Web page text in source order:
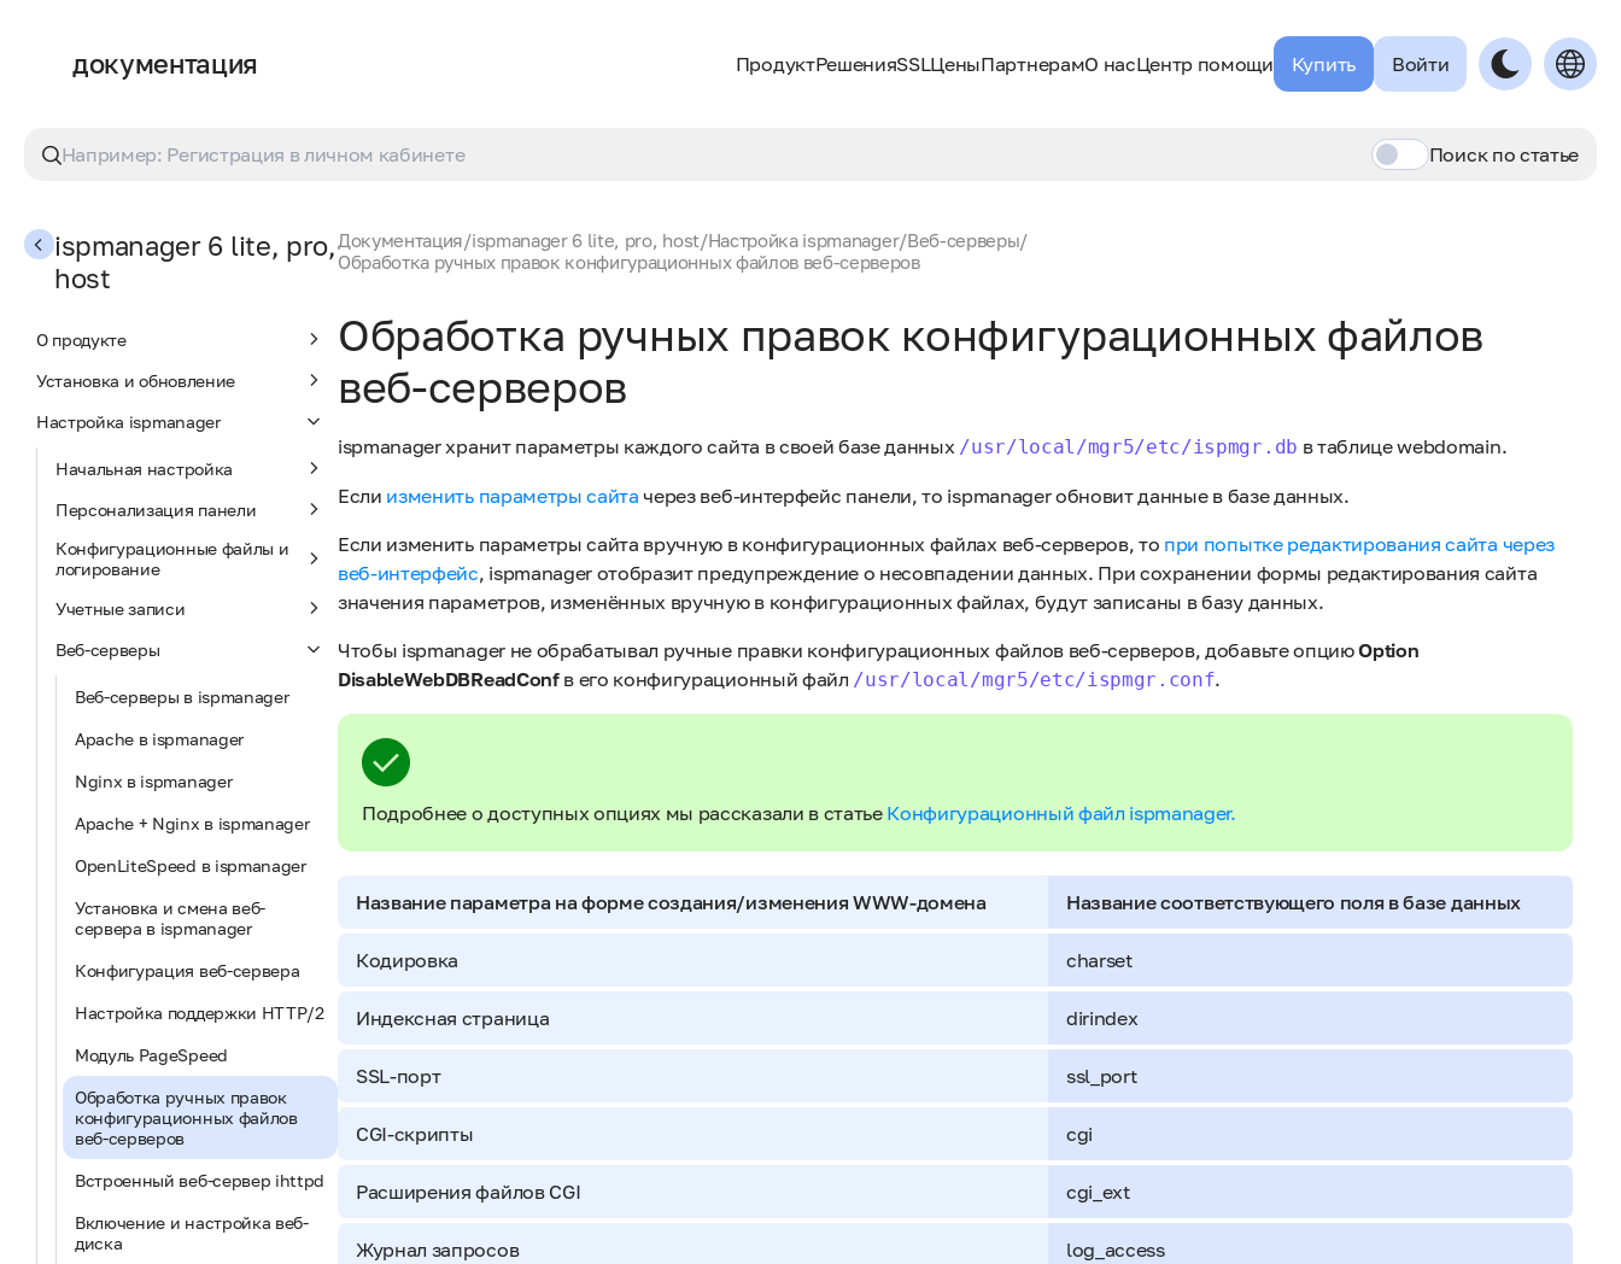
документация ПродуктРешенияSSLЦеныПартнерамО насЦентр помощи Купить Войти
Поиск по статье
ispmanager 6 lite, pro,
host
О продукте
Установка и обновление
Настройка ispmanager
Начальная настройка
Персонализация панели
Конфигурационные файлы и
логирование
Учетные записи
Веб-серверы
Веб-серверы в ispmanager
Apache в ispmanager
Nginx в ispmanager
Apache + Nginx в ispmanager
OpenLiteSpeed в ispmanager
Установка и смена веб-
сервера в ispmanager
Конфигурация веб-сервера
Настройка поддержки HTTP/2
Модуль PageSpeed
Обработка ручных правок
конфигурационных файлов
веб-серверов
Встроенный веб-сервер ihttpd
Включение и настройка веб-
диска
Документация/ispmanager 6 lite, pro, host/Настройка ispmanager/Веб-серверы/
Обработка ручных правок конфигурационных файлов веб-серверов
Обработка ручных правок конфигурационных файлов
веб-серверов
ispmanager хранит параметры каждого сайта в своей базе данных /usr/local/mgr5/etc/ispmgr.db в таблице webdomain.
Если изменить параметры сайта через веб-интерфейс панели, то ispmanager обновит данные в базе данных.
Если изменить параметры сайта вручную в конфигурационных файлах веб-серверов, то при попытке редактирования сайта через
веб-интерфейс, ispmanager отобразит предупреждение о несовпадении данных. При сохранении формы редактирования сайта
значения параметров, изменённых вручную в конфигурационных файлах, будут записаны в базу данных.
Чтобы ispmanager не обрабатывал ручные правки конфигурационных файлов веб-серверов, добавьте опциюOption
DisableWebDBReadConfв его конфигурационный файл /usr/local/mgr5/etc/ispmgr.conf.
Подробнее о доступных опциях мы рассказали в статье Конфигурационный файл ispmanager.
Название параметра на форме создания/изменения WWW-домена Название соответствующего поля в базе данных
Кодировка charset
Индексная страница dirindex
SSL-порт ssl_port
CGI-скрипты cgi
Расширения файлов CGI cgi_ext
Журнал запросов log_access